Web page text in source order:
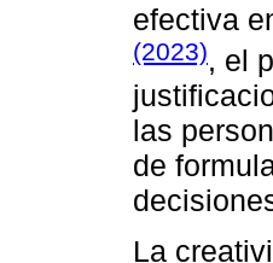
efectiva
(2023), el
las
de
La